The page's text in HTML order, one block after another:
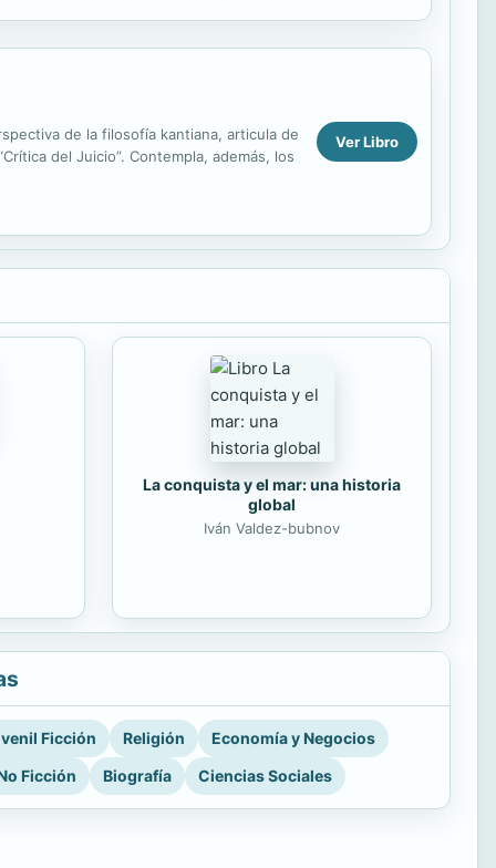
de la filosofía kantiana, articula de
del Juicio”. Contempla, además, los
Ver Libro
La conquista y el mar: una historia
global
Iván Valdez-bubnov
Ficción Religión
Economía y Negocios
Ficción
Biografía Ciencias Sociales